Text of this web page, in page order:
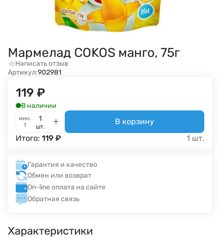
Мармелад COKOS манго, 75г
Написать отзыв
Артикул:902981
119 ₽
В наличии
мин.
1
шт.
В корзину
Итого: 119 ₽ 1 шт.
Гарантия и качество
Обмен или возврат
On-line оплата на сайте
Обратная связь
Характеристики